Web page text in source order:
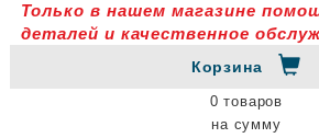
Только в нашем магазине
деталей и качественное
Корзина
0 товаров
на сумму